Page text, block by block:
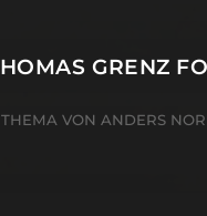
GRENZ
THEMA VON ANDERS